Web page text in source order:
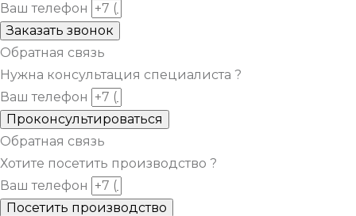
Ваш телефон
Заказать звонок
Обратная связь
Нужна консультация специалиста ?
Ваш телефон
Проконсультироваться
Обратная связь
Хотите посетить производство ?
Ваш телефон
Посетить производство